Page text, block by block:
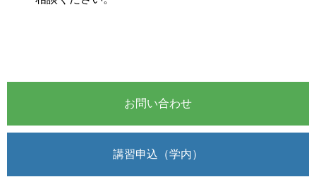
お問い合わせ
講習申込（学内）